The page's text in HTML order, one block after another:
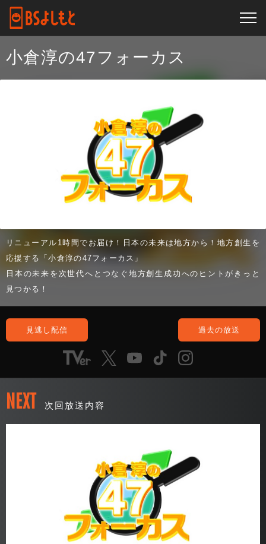
小倉淳の47フォーカス
リニューアル1時間でお届け！日本の未来は地方から！地方創生を
応援する「小倉淳の47フォーカス」
日本の未来を次世代へとつなぐ地方創生成功へのヒントがきっと
見つかる！
見逃し配信 過去の放送
NEXT 次回放送内容